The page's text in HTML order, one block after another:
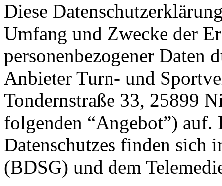
Diese
Umfang und Zwecke der
personenbezogener Daten
Anbieter Turn- und
Tondernstraße 33, 25899
folgenden “Angebot”) auf.
Datenschutzes finden sich
(BDSG) und dem